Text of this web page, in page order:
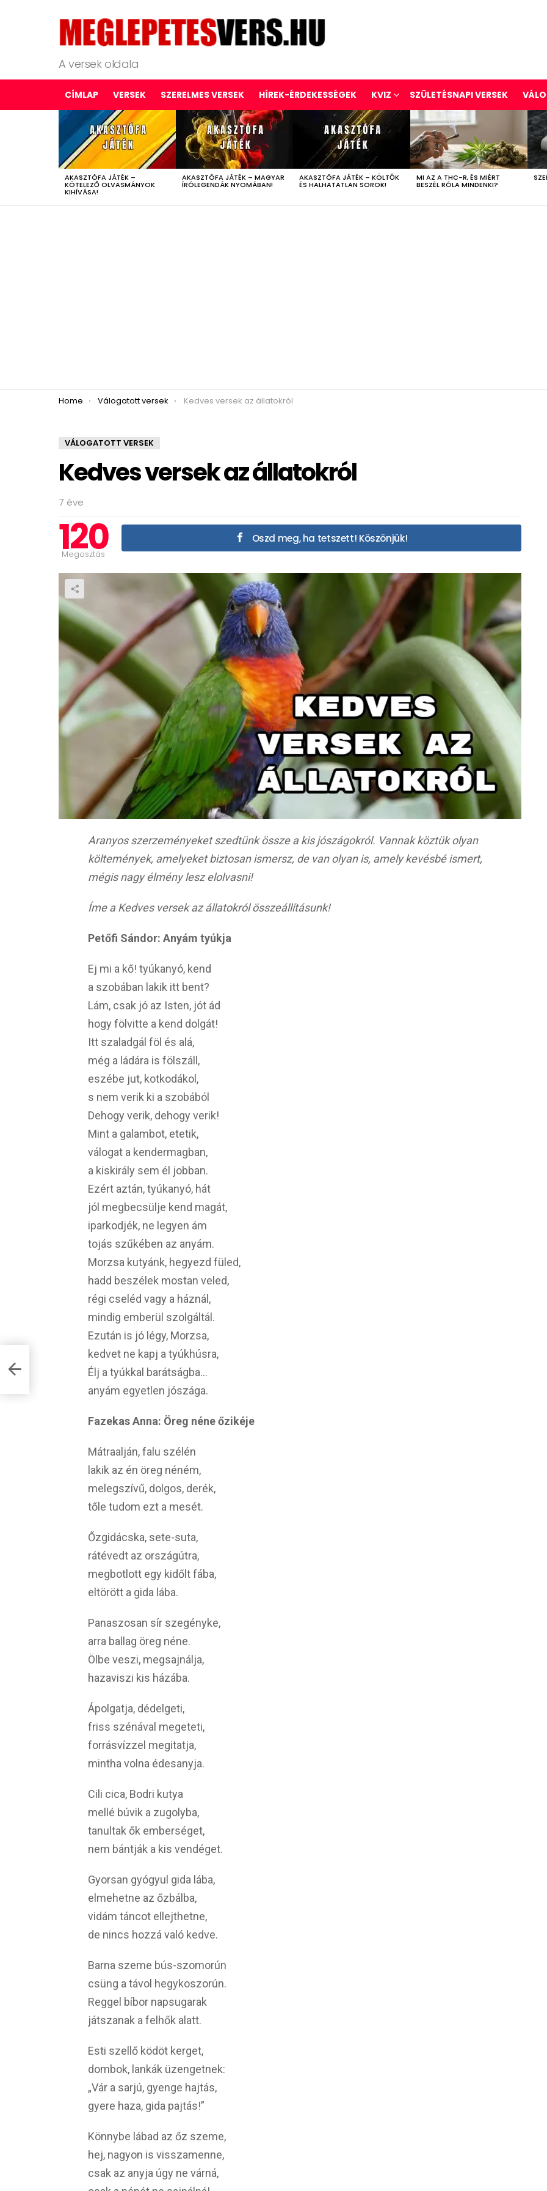
A versek oldala
CÍMLAP VERSEK SZERELMES VERSEK HÍREK-ÉRDEKESSÉGEK KVIZ SZÜLETÉSNAPI VERSEK
LATEST
STORIES
AKASZTÓFA JÁTÉK –
KÖTELEZŐ OLVASMÁNYOK
KIHÍVÁSA!
AKASZTÓFA JÁTÉK – MAGYAR
ÍRÓLEGENDÁK NYOMÁBAN!
AKASZTÓFA JÁTÉK – KÖLTŐK
ÉS HALHATATLAN SOROK!
MI AZ A THC-R, ÉS MIÉRT
BESZÉL RÓLA MINDENKI?
You are here:
Home Válogatott versek Kedves versek az állatokról
VÁLOGATOTT VERSEK
Kedves versek az állatokról
7 éve
120
Megosztás
Oszd meg, ha tetszett! Köszönjük!
Aranyos szerzeményeket szedtünk össze a kis jószágokról. Vannak köztük olyan
költemények, amelyeket biztosan ismersz, de van olyan is, amely kevésbé ismert,
mégis nagy élmény lesz elolvasni!
Íme a Kedves versek az állatokról összeállításunk!
Petőfi Sándor: Anyám tyúkja
Ej mi a kő! tyúkanyó, kend
a szobában lakik itt bent?
Lám, csak jó az Isten, jót ád
hogy fölvitte a kend dolgát!
Itt szaladgál föl és alá,
még a ládára is fölszáll,
eszébe jut, kotkodákol,
s nem verik ki a szobából
Dehogy verik, dehogy verik!
Mint a galambot, etetik,
válogat a kendermagban,
a kiskirály sem él jobban.
Ezért aztán, tyúkanyó, hát
jól megbecsülje kend magát,
iparkodjék, ne legyen ám
tojás szűkében az anyám.
Morzsa kutyánk, hegyezd füled,
hadd beszélek mostan veled,
régi cseléd vagy a háznál,
mindig emberül szolgáltál.
Ezután is jó légy, Morzsa,
kedvet ne kapj a tyúkhúsra,
Élj a tyúkkal barátságba…
anyám egyetlen jószága.
Fazekas Anna: Öreg néne őzikéje
Mátraalján, falu szélén
lakik az én öreg néném,
melegszívű, dolgos, derék,
tőle tudom ezt a mesét.
Őzgidácska, sete-suta,
rátévedt az országútra,
megbotlott egy kidőlt fába,
eltörött a gida lába.
Panaszosan sír szegényke,
arra ballag öreg néne.
Ölbe veszi, megsajnálja,
hazaviszi kis házába.
Ápolgatja, dédelgeti,
friss szénával megeteti,
forrásvízzel megitatja,
mintha volna édesanyja.
Cili cica, Bodri kutya
mellé búvik a zugolyba,
tanultak ők emberséget,
nem bántják a kis vendéget.
Gyorsan gyógyul gida lába,
elmehetne az őzbálba,
vidám táncot ellejthetne,
de nincs hozzá való kedve.
Barna szeme bús-szomorún
csüng a távol hegykoszorún.
Reggel bíbor napsugarak
játszanak a felhők alatt.
Esti szellő ködöt kerget,
dombok, lankák üzengetnek:
„Vár a sarjú, gyenge hajtás,
gyere haza, gida pajtás!”
Könnybe lábad az őz szeme,
hej, nagyon is visszamenne,
csak az anyja úgy ne várná,